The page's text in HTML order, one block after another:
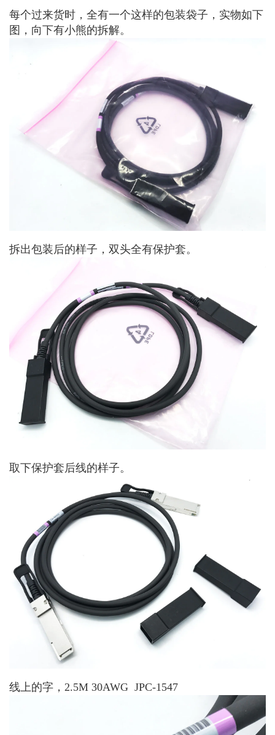
每个过来货时，全有一个这样的包装袋子，实物如下
图，向下有小熊的拆解。
拆出包装后的样子，双头全有保护套。
取下保护套后线的样子。
线上的字，2.5M 30AWG JPC-1547